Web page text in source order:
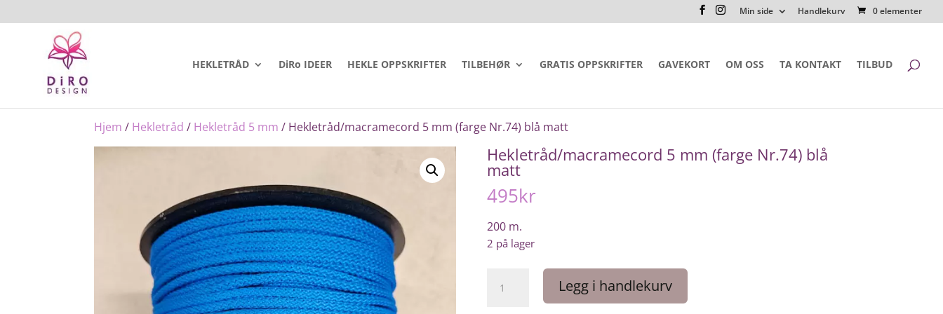
Min side Handlekurv 0 elementer
HEKLETRÅD DiRo IDEER HEKLE OPPSKRIFTER TILBEHØR GRATIS OPPSKRIFTER GAVEKORT OM OSS TA KONTAKT TILBUD
Hjem / Hekletråd / Hekletråd 5 mm / Hekletråd/macramecord 5 mm (farge Nr.74) blå matt
Hekletråd/macramecord 5 mm (farge Nr.74) blå
matt
495kr
200 m.
2 på lager
Hekletråd/macramecordLegg i handlekurv